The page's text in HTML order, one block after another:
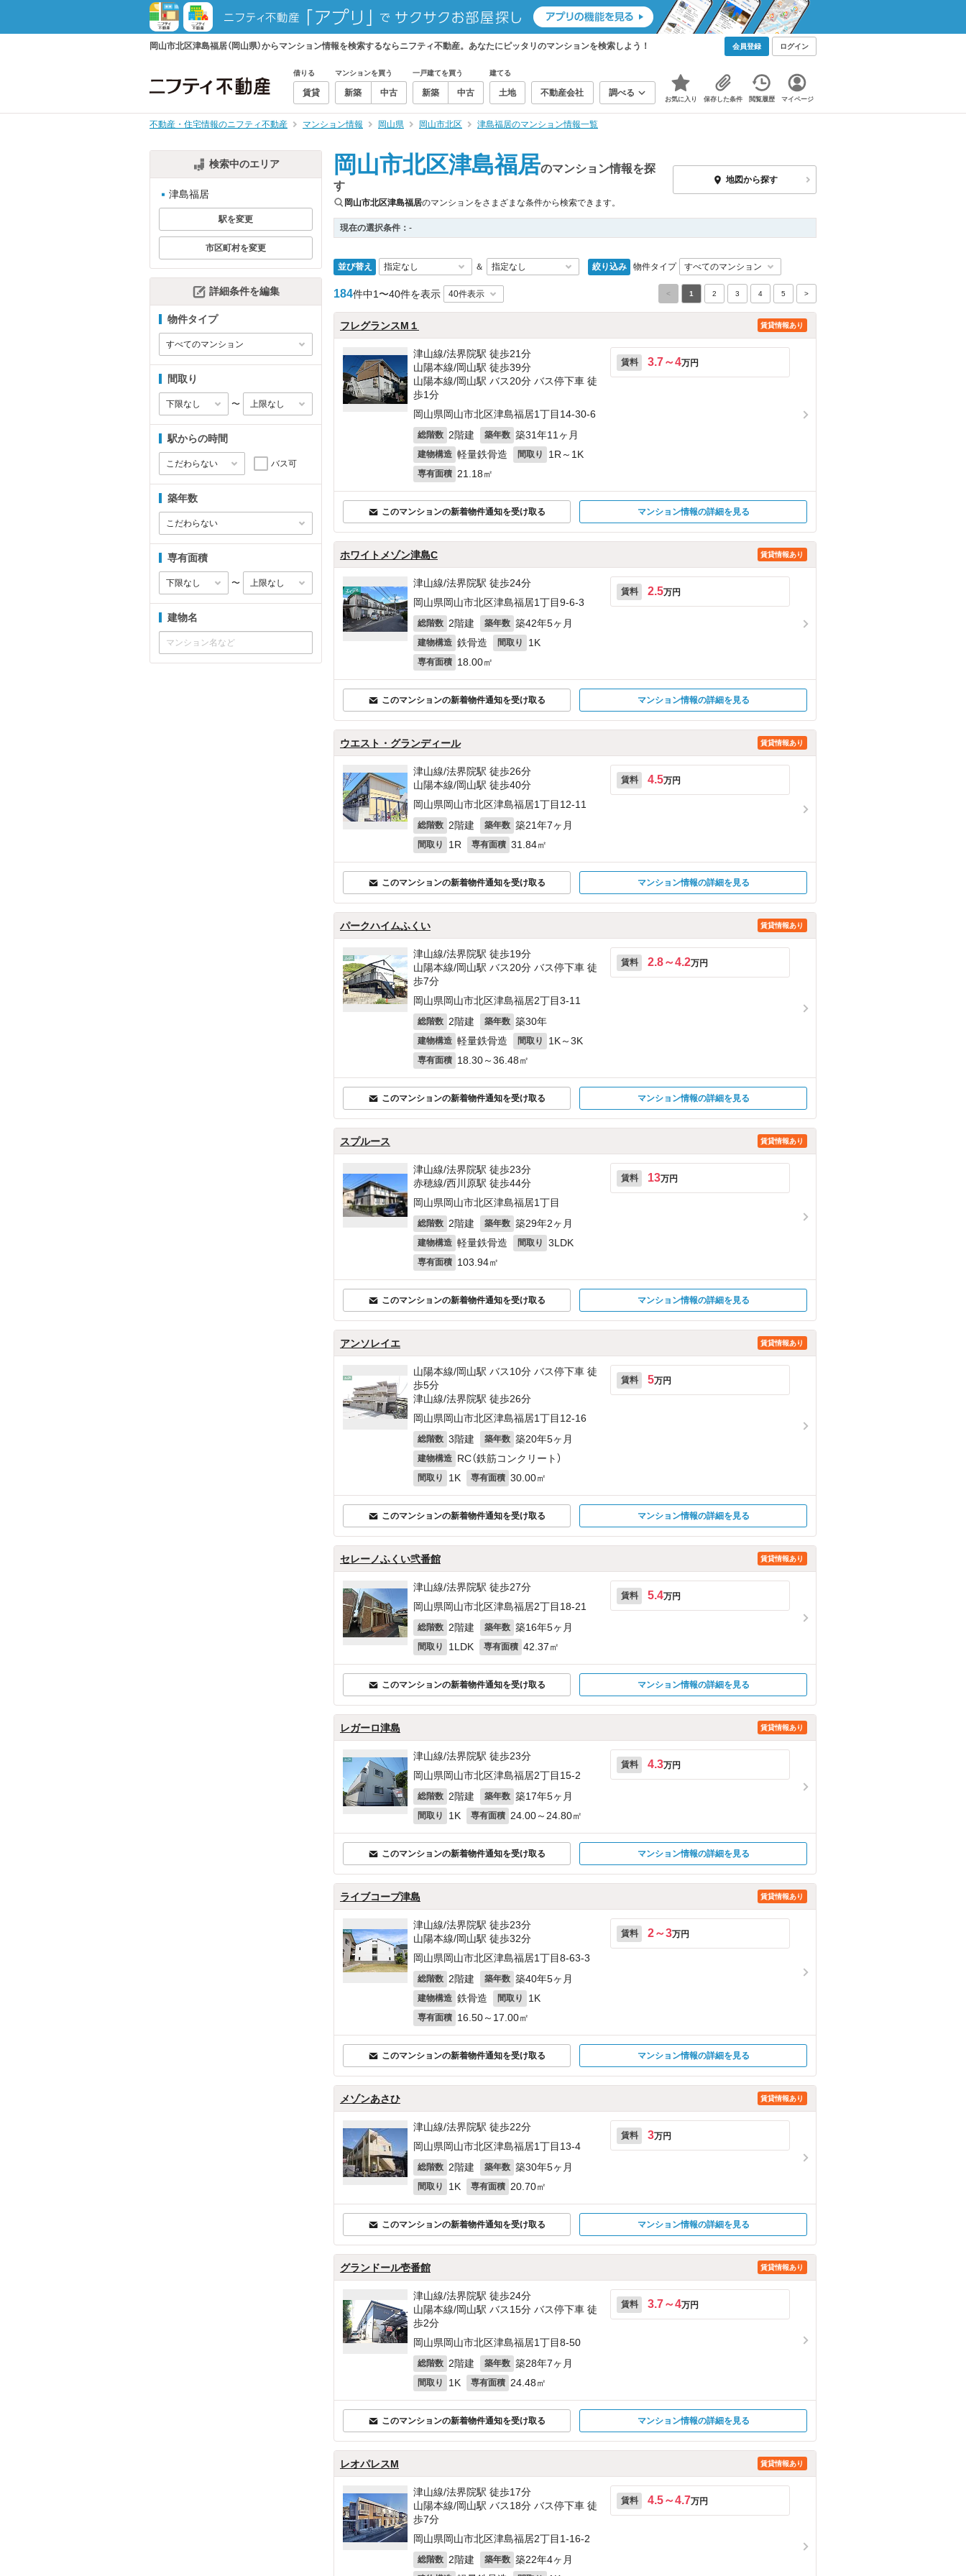
岡山市北区津島福居（岡山県）からマンション情報を検索するならニフティ不動産。あなたにピッタリのマンションを検索しよう！ 会員登録 ログイン
借りる
賃貸
マンションを買う
新築 中古
一戸建てを買う
新築 中古
建てる
土地 不動産会社 調べる
お気に入り 保存した条件 閲覧履歴 マイページ
不動産・住宅情報のニフティ不動産 マンション情報 岡山県 岡山市北区 津島福居のマンション情報一覧
検索中のエリア
津島福居
駅を変更
市区町村を変更
詳細条件を編集
物件タイプ
間取り
〜
駅からの時間
バス可
築年数
専有面積
〜
建物名
岡山市北区津島福居のマンション情報を探
す
岡山市北区津島福居のマンションをさまざまな条件から検索できます。
地図から探す
現在の選択条件： -
並び替え ＆ 絞り込み 物件タイプ
184件中1〜40件を表示 < 1 2 3 4 5 >
フレグランスM１ 賃貸情報あり
津山線/法界院駅 徒歩21分
山陽本線/岡山駅 徒歩39分
山陽本線/岡山駅 バス20分 バス停下車 徒
歩1分
岡山県岡山市北区津島福居1丁目14-30‐6
総階数 2階建 築年数 築31年11ヶ月
建物構造 軽量鉄骨造 間取り 1R～1K
専有面積 21.18㎡
賃料 3.7～4万円
このマンションの新着物件通知を受け取る マンション情報の詳細を見る
ホワイトメゾン津島C 賃貸情報あり
津山線/法界院駅 徒歩24分
岡山県岡山市北区津島福居1丁目9-6‐3
総階数 2階建 築年数 築42年5ヶ月
建物構造 鉄骨造 間取り 1K
専有面積 18.00㎡
賃料 2.5万円
このマンションの新着物件通知を受け取る マンション情報の詳細を見る
ウエスト・グランディール 賃貸情報あり
津山線/法界院駅 徒歩26分
山陽本線/岡山駅 徒歩40分
岡山県岡山市北区津島福居1丁目12-11
総階数 2階建 築年数 築21年7ヶ月
間取り 1R 専有面積 31.84㎡
賃料 4.5万円
このマンションの新着物件通知を受け取る マンション情報の詳細を見る
パークハイムふくい 賃貸情報あり
津山線/法界院駅 徒歩19分
山陽本線/岡山駅 バス20分 バス停下車 徒
歩7分
岡山県岡山市北区津島福居2丁目3-11
総階数 2階建 築年数 築30年
建物構造 軽量鉄骨造 間取り 1K～3K
専有面積 18.30～36.48㎡
賃料 2.8～4.2万円
このマンションの新着物件通知を受け取る マンション情報の詳細を見る
スプルース 賃貸情報あり
津山線/法界院駅 徒歩23分
赤穂線/西川原駅 徒歩44分
岡山県岡山市北区津島福居1丁目
総階数 2階建 築年数 築29年2ヶ月
建物構造 軽量鉄骨造 間取り 3LDK
専有面積 103.94㎡
賃料 13万円
このマンションの新着物件通知を受け取る マンション情報の詳細を見る
アンソレイエ 賃貸情報あり
山陽本線/岡山駅 バス10分 バス停下車 徒
歩5分
津山線/法界院駅 徒歩26分
岡山県岡山市北区津島福居1丁目12-16
総階数 3階建 築年数 築20年5ヶ月
建物構造 RC（鉄筋コンクリート）
間取り 1K 専有面積 30.00㎡
賃料 5万円
このマンションの新着物件通知を受け取る マンション情報の詳細を見る
セレーノふくい弐番館 賃貸情報あり
津山線/法界院駅 徒歩27分
岡山県岡山市北区津島福居2丁目18-21
総階数 2階建 築年数 築16年5ヶ月
間取り 1LDK 専有面積 42.37㎡
賃料 5.4万円
このマンションの新着物件通知を受け取る マンション情報の詳細を見る
レガーロ津島 賃貸情報あり
津山線/法界院駅 徒歩23分
岡山県岡山市北区津島福居2丁目15-2
総階数 2階建 築年数 築17年5ヶ月
間取り 1K 専有面積 24.00～24.80㎡
賃料 4.3万円
このマンションの新着物件通知を受け取る マンション情報の詳細を見る
ライブコープ津島 賃貸情報あり
津山線/法界院駅 徒歩23分
山陽本線/岡山駅 徒歩32分
岡山県岡山市北区津島福居1丁目8-63‐3
総階数 2階建 築年数 築40年5ヶ月
建物構造 鉄骨造 間取り 1K
専有面積 16.50～17.00㎡
賃料 2～3万円
このマンションの新着物件通知を受け取る マンション情報の詳細を見る
メゾンあさひ 賃貸情報あり
津山線/法界院駅 徒歩22分
岡山県岡山市北区津島福居1丁目13-4
総階数 2階建 築年数 築30年5ヶ月
間取り 1K 専有面積 20.70㎡
賃料 3万円
このマンションの新着物件通知を受け取る マンション情報の詳細を見る
グランドール壱番館 賃貸情報あり
津山線/法界院駅 徒歩24分
山陽本線/岡山駅 バス15分 バス停下車 徒
歩2分
岡山県岡山市北区津島福居1丁目8-50
総階数 2階建 築年数 築28年7ヶ月
間取り 1K 専有面積 24.48㎡
賃料 3.7～4万円
このマンションの新着物件通知を受け取る マンション情報の詳細を見る
レオパレスM 賃貸情報あり
津山線/法界院駅 徒歩17分
山陽本線/岡山駅 バス18分 バス停下車 徒
歩7分
岡山県岡山市北区津島福居2丁目1-16‐2
総階数 2階建 築年数 築22年4ヶ月
賃料 4.5～4.7万円